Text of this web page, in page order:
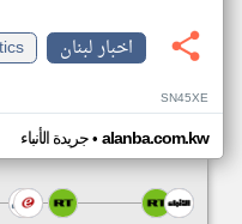
اخبار لبنان
SN45XE
جريدة الأنباء• alanba.com.kw